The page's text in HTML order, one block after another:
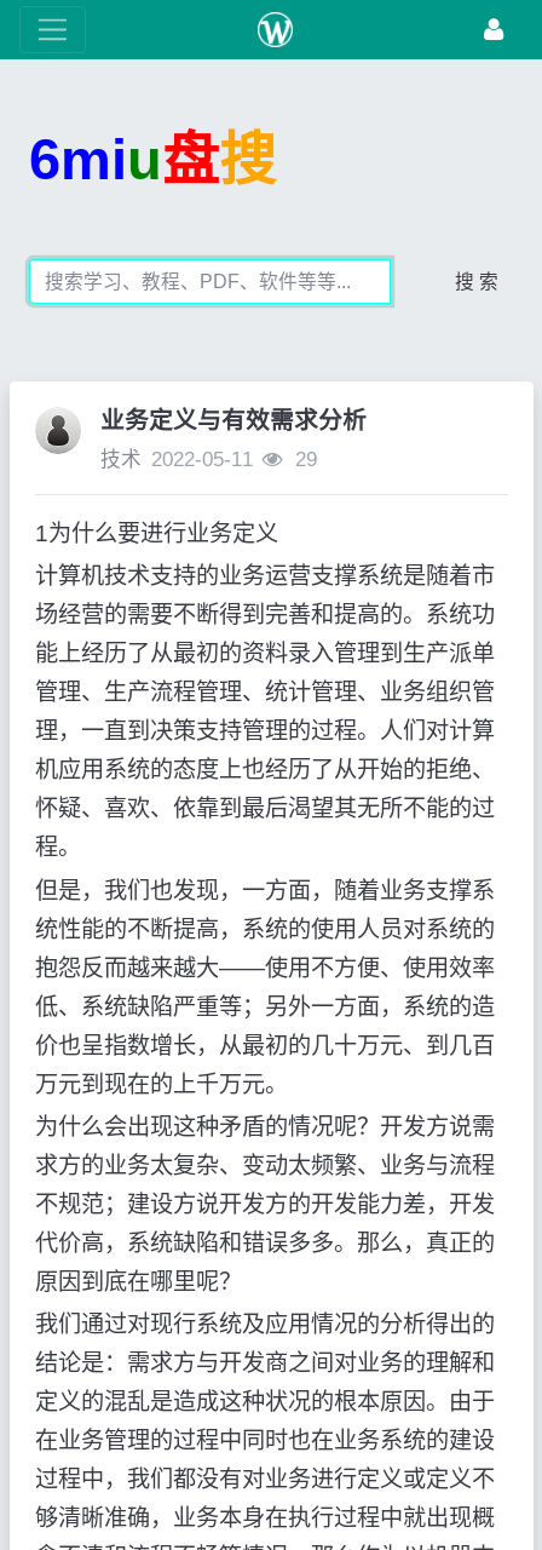
6miu盘搜
搜 索
业务定义与有效需求分析
技术 2022-05-11 29
1为什么要进行业务定义
计算机技术支持的业务运营支撑系统是随着市
场经营的需要不断得到完善和提高的。系统功
能上经历了从最初的资料录入管理到生产派单
管理、生产流程管理、统计管理、业务组织管
理，一直到决策支持管理的过程。人们对计算
机应用系统的态度上也经历了从开始的拒绝、
怀疑、喜欢、依靠到最后渴望其无所不能的过
程。
但是，我们也发现，一方面，随着业务支撑系
统性能的不断提高，系统的使用人员对系统的
抱怨反而越来越大——使用不方便、使用效率
低、系统缺陷严重等；另外一方面，系统的造
价也呈指数增长，从最初的几十万元、到几百
万元到现在的上千万元。
为什么会出现这种矛盾的情况呢？开发方说需
求方的业务太复杂、变动太频繁、业务与流程
不规范；建设方说开发方的开发能力差，开发
代价高，系统缺陷和错误多多。那么，真正的
原因到底在哪里呢？
我们通过对现行系统及应用情况的分析得出的
结论是：需求方与开发商之间对业务的理解和
定义的混乱是造成这种状况的根本原因。由于
在业务管理的过程中同时也在业务系统的建设
过程中，我们都没有对业务进行定义或定义不
够清晰准确，业务本身在执行过程中就出现概